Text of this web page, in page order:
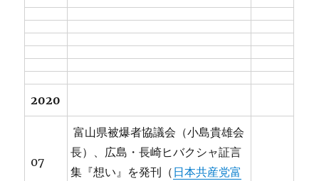
2020
07
富山県被爆者協議会（小島貴雄会
長）、広島・長崎ヒバクシャ証言
集『想い』を発刊（ 日本共産党富